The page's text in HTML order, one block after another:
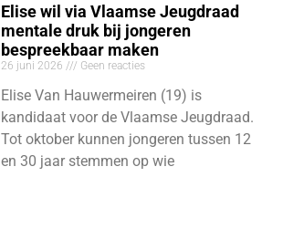
Elise wil via Vlaamse Jeugdraad
mentale druk bij jongeren
bespreekbaar maken
26 juni 2026 Geen reacties
Elise Van Hauwermeiren (19) is
kandidaat voor de Vlaamse Jeugdraad.
Tot oktober kunnen jongeren tussen 12
en 30 jaar stemmen op wie